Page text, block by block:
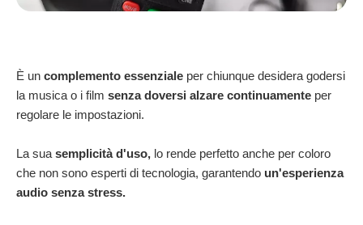
È un complemento essenziale per chiunque desidera godersi
la musica o i film senza doversi alzare continuamente per
regolare le impostazioni.
La sua semplicità d'uso, lo rende perfetto anche per coloro
che non sono esperti di tecnologia, garantendo un'esperienza
audio senza stress.